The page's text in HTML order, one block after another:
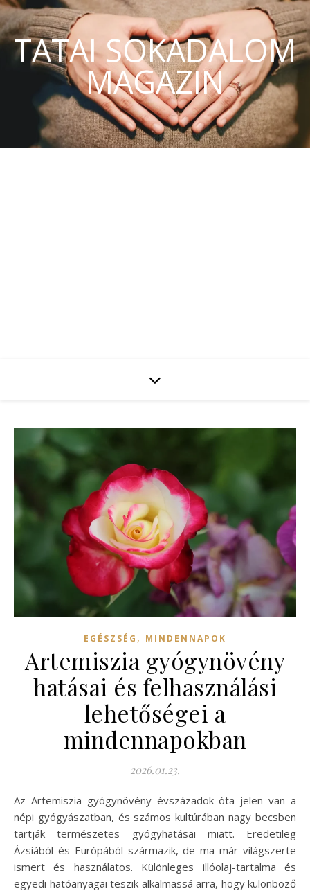
TATAI SOKADALOM
MAGAZIN
EGÉSZSÉG , MINDENNAPOK
Artemiszia gyógynövény
hatásai és felhasználási
lehetőségei a
mindennapokban
2026.01.23.
Az Artemiszia gyógynövény évszázadok óta jelen van a
népi gyógyászatban, és számos kultúrában nagy becsben
tartják természetes gyógyhatásai miatt. Eredetileg
Ázsiából és Európából származik, de ma már világszerte
ismert és használatos. Különleges illóolaj-tartalma és
egyedi hatóanyagai teszik alkalmassá arra, hogy különböző